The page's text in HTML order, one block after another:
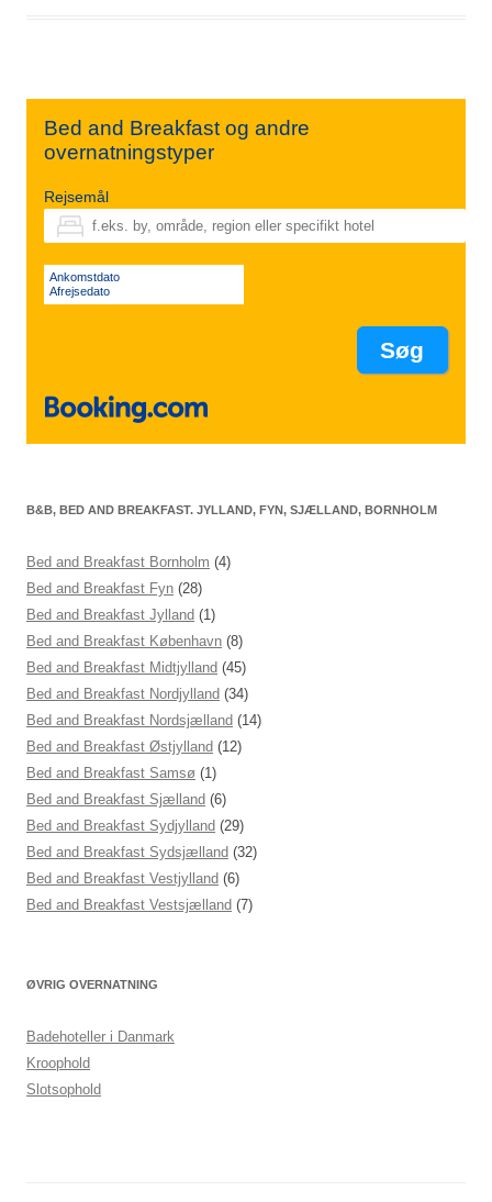
Bed and Breakfast og andre
overnatningstyper
Rejsemål
Ankomstdato
Afrejsedato
B&B, BED AND BREAKFAST. JYLLAND, FYN, SJÆLLAND, BORNHOLM
Bed and Breakfast Bornholm (4)
Bed and Breakfast Fyn (28)
Bed and Breakfast Jylland (1)
Bed and Breakfast København (8)
Bed and Breakfast Midtjylland (45)
Bed and Breakfast Nordjylland (34)
Bed and Breakfast Nordsjælland (14)
Bed and Breakfast Østjylland (12)
Bed and Breakfast Samsø (1)
Bed and Breakfast Sjælland (6)
Bed and Breakfast Sydjylland (29)
Bed and Breakfast Sydsjælland (32)
Bed and Breakfast Vestjylland (6)
Bed and Breakfast Vestsjælland (7)
ØVRIG OVERNATNING
Badehoteller i Danmark
Kroophold
Slotsophold